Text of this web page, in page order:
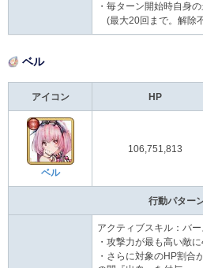
・毎ターン開始時自身
(最大20回まで。解除
ベル
アイコン HP
ベル
106,751,813
行動パター
アクティブスキル：バ
・攻撃力が最も高い敵
・さらに対象のHP割合